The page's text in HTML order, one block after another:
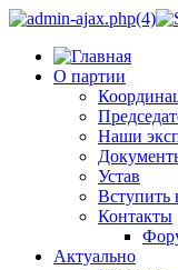
О партии
Наши
Устав
Вступить
Контакты
Актуально